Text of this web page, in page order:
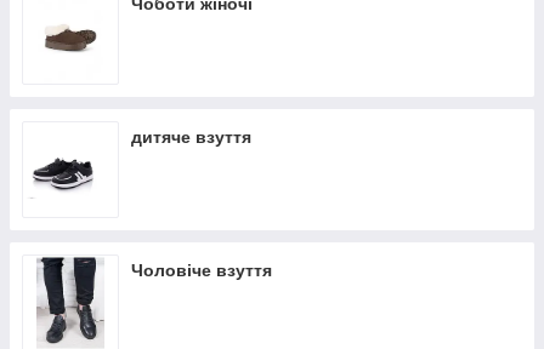
дитяче взуття
Чоловіче взуття